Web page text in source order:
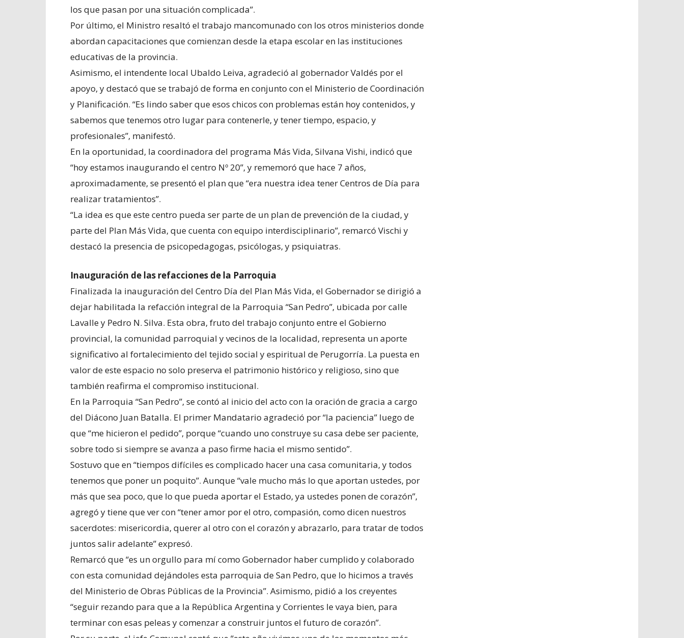
los que pasan por una situación complicada”.
Por último, el Ministro resaltó el trabajo mancomunado con los otros ministerios donde
abordan capacitaciones que comienzan desde la etapa escolar en las instituciones
educativas de la provincia.
Asimismo, el intendente local Ubaldo Leiva, agradeció al gobernador Valdés por el
apoyo, y destacó que se trabajó de forma en conjunto con el Ministerio de Coordinación
y Planificación. “Es lindo saber que esos chicos con problemas están hoy contenidos, y
sabemos que tenemos otro lugar para contenerle, y tener tiempo, espacio, y
profesionales”, manifestó.
En la oportunidad, la coordinadora del programa Más Vida, Silvana Vishi, indicó que
“hoy estamos inaugurando el centro Nº 20”, y rememoró que hace 7 años,
aproximadamente, se presentó el plan que “era nuestra idea tener Centros de Día para
realizar tratamientos”.
“La idea es que este centro pueda ser parte de un plan de prevención de la ciudad, y
parte del Plan Más Vida, que cuenta con equipo interdisciplinario”, remarcó Vischi y
destacó la presencia de psicopedagogas, psicólogas, y psiquiatras.
Inauguración de las refacciones de la Parroquia
Finalizada la inauguración del Centro Día del Plan Más Vida, el Gobernador se dirigió a
dejar habilitada la refacción integral de la Parroquia “San Pedro”, ubicada por calle
Lavalle y Pedro N. Silva. Esta obra, fruto del trabajo conjunto entre el Gobierno
provincial, la comunidad parroquial y vecinos de la localidad, representa un aporte
significativo al fortalecimiento del tejido social y espiritual de Perugorría. La puesta en
valor de este espacio no solo preserva el patrimonio histórico y religioso, sino que
también reafirma el compromiso institucional.
En la Parroquia “San Pedro”, se contó al inicio del acto con la oración de gracia a cargo
del Diácono Juan Batalla. El primer Mandatario agradeció por “la paciencia” luego de
que “me hicieron el pedido”, porque “cuando uno construye su casa debe ser paciente,
sobre todo si siempre se avanza a paso firme hacia el mismo sentido”.
Sostuvo que en “tiempos difíciles es complicado hacer una casa comunitaria, y todos
tenemos que poner un poquito”. Aunque “vale mucho más lo que aportan ustedes, por
más que sea poco, que lo que pueda aportar el Estado, ya ustedes ponen de corazón”,
agregó y tiene que ver con “tener amor por el otro, compasión, como dicen nuestros
sacerdotes: misericordia, querer al otro con el corazón y abrazarlo, para tratar de todos
juntos salir adelante” expresó.
Remarcó que “es un orgullo para mí como Gobernador haber cumplido y colaborado
con esta comunidad dejándoles esta parroquia de San Pedro, que lo hicimos a través
del Ministerio de Obras Públicas de la Provincia”. Asimismo, pidió a los creyentes
“seguir rezando para que a la República Argentina y Corrientes le vaya bien, para
terminar con esas peleas y comenzar a construir juntos el futuro de corazón”.